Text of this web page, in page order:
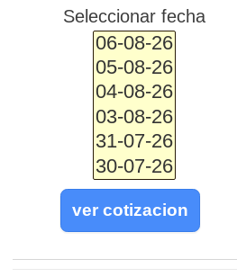
Seleccionar fecha